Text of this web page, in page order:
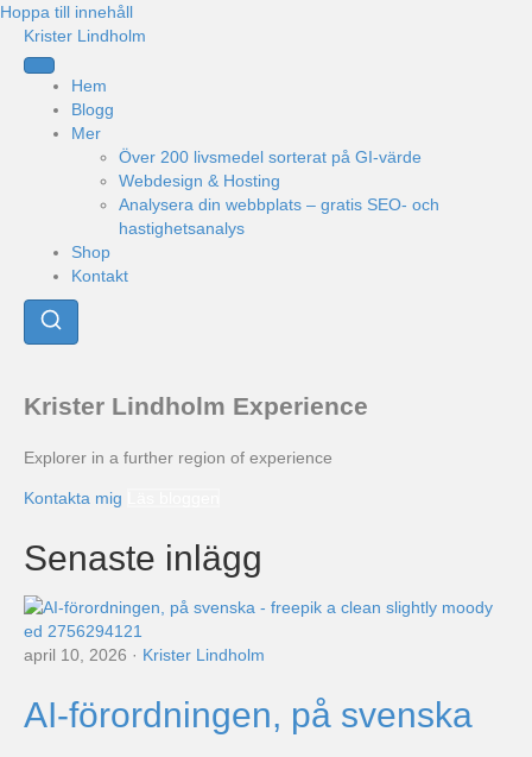
Hoppa till innehåll
Krister Lindholm
Hem
Blogg
Mer
Över 200 livsmedel sorterat på GI-värde
Webdesign & Hosting
Analysera din webbplats – gratis SEO- och
hastighetsanalys
Shop
Kontakt
Krister Lindholm Experience
Explorer in a further region of experience
Kontakta mig
Senaste inlägg
april 10, 2026 · Krister Lindholm
AI-förordningen, på svenska